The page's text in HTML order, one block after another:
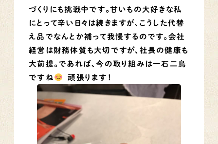
づくりにも挑戦中です。甘いもの大好きな私
にとって辛い日々は続きますが、こうした代替
え品でなんとか補って我慢するのです。会社
経営は財務体質も大切ですが、社長の健康も
大前提。であれば、今の取り組みは一石二鳥
ですね
頑張ります！